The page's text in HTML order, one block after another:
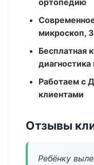
ортопедию
микроскоп,
Бесплатная
Работаем с
клиентами
Отзывы
Ребёнку